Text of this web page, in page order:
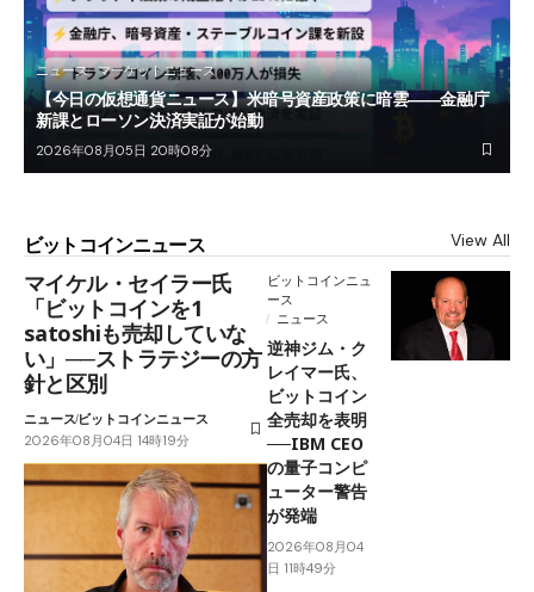
ニュース マーケットニュース
【今日の仮想通貨ニュース】米暗号資産政策に暗雲――金融庁
新課とローソン決済実証が始動
2026年08月05日 20時08分
ビットコインニュース View All
マイケル・セイラー氏
「ビットコインを1
satoshiも売却していな
い」──ストラテジーの方
針と区別
ニュースビットコインニュース
2026年08月04日 14時19分
ビットコインニュ
ース
ニュース
逆神ジム・ク
レイマー氏、
ビットコイン
全売却を表明
──IBM CEO
の量子コンピ
ューター警告
が発端
2026年08月04
日 11時49分